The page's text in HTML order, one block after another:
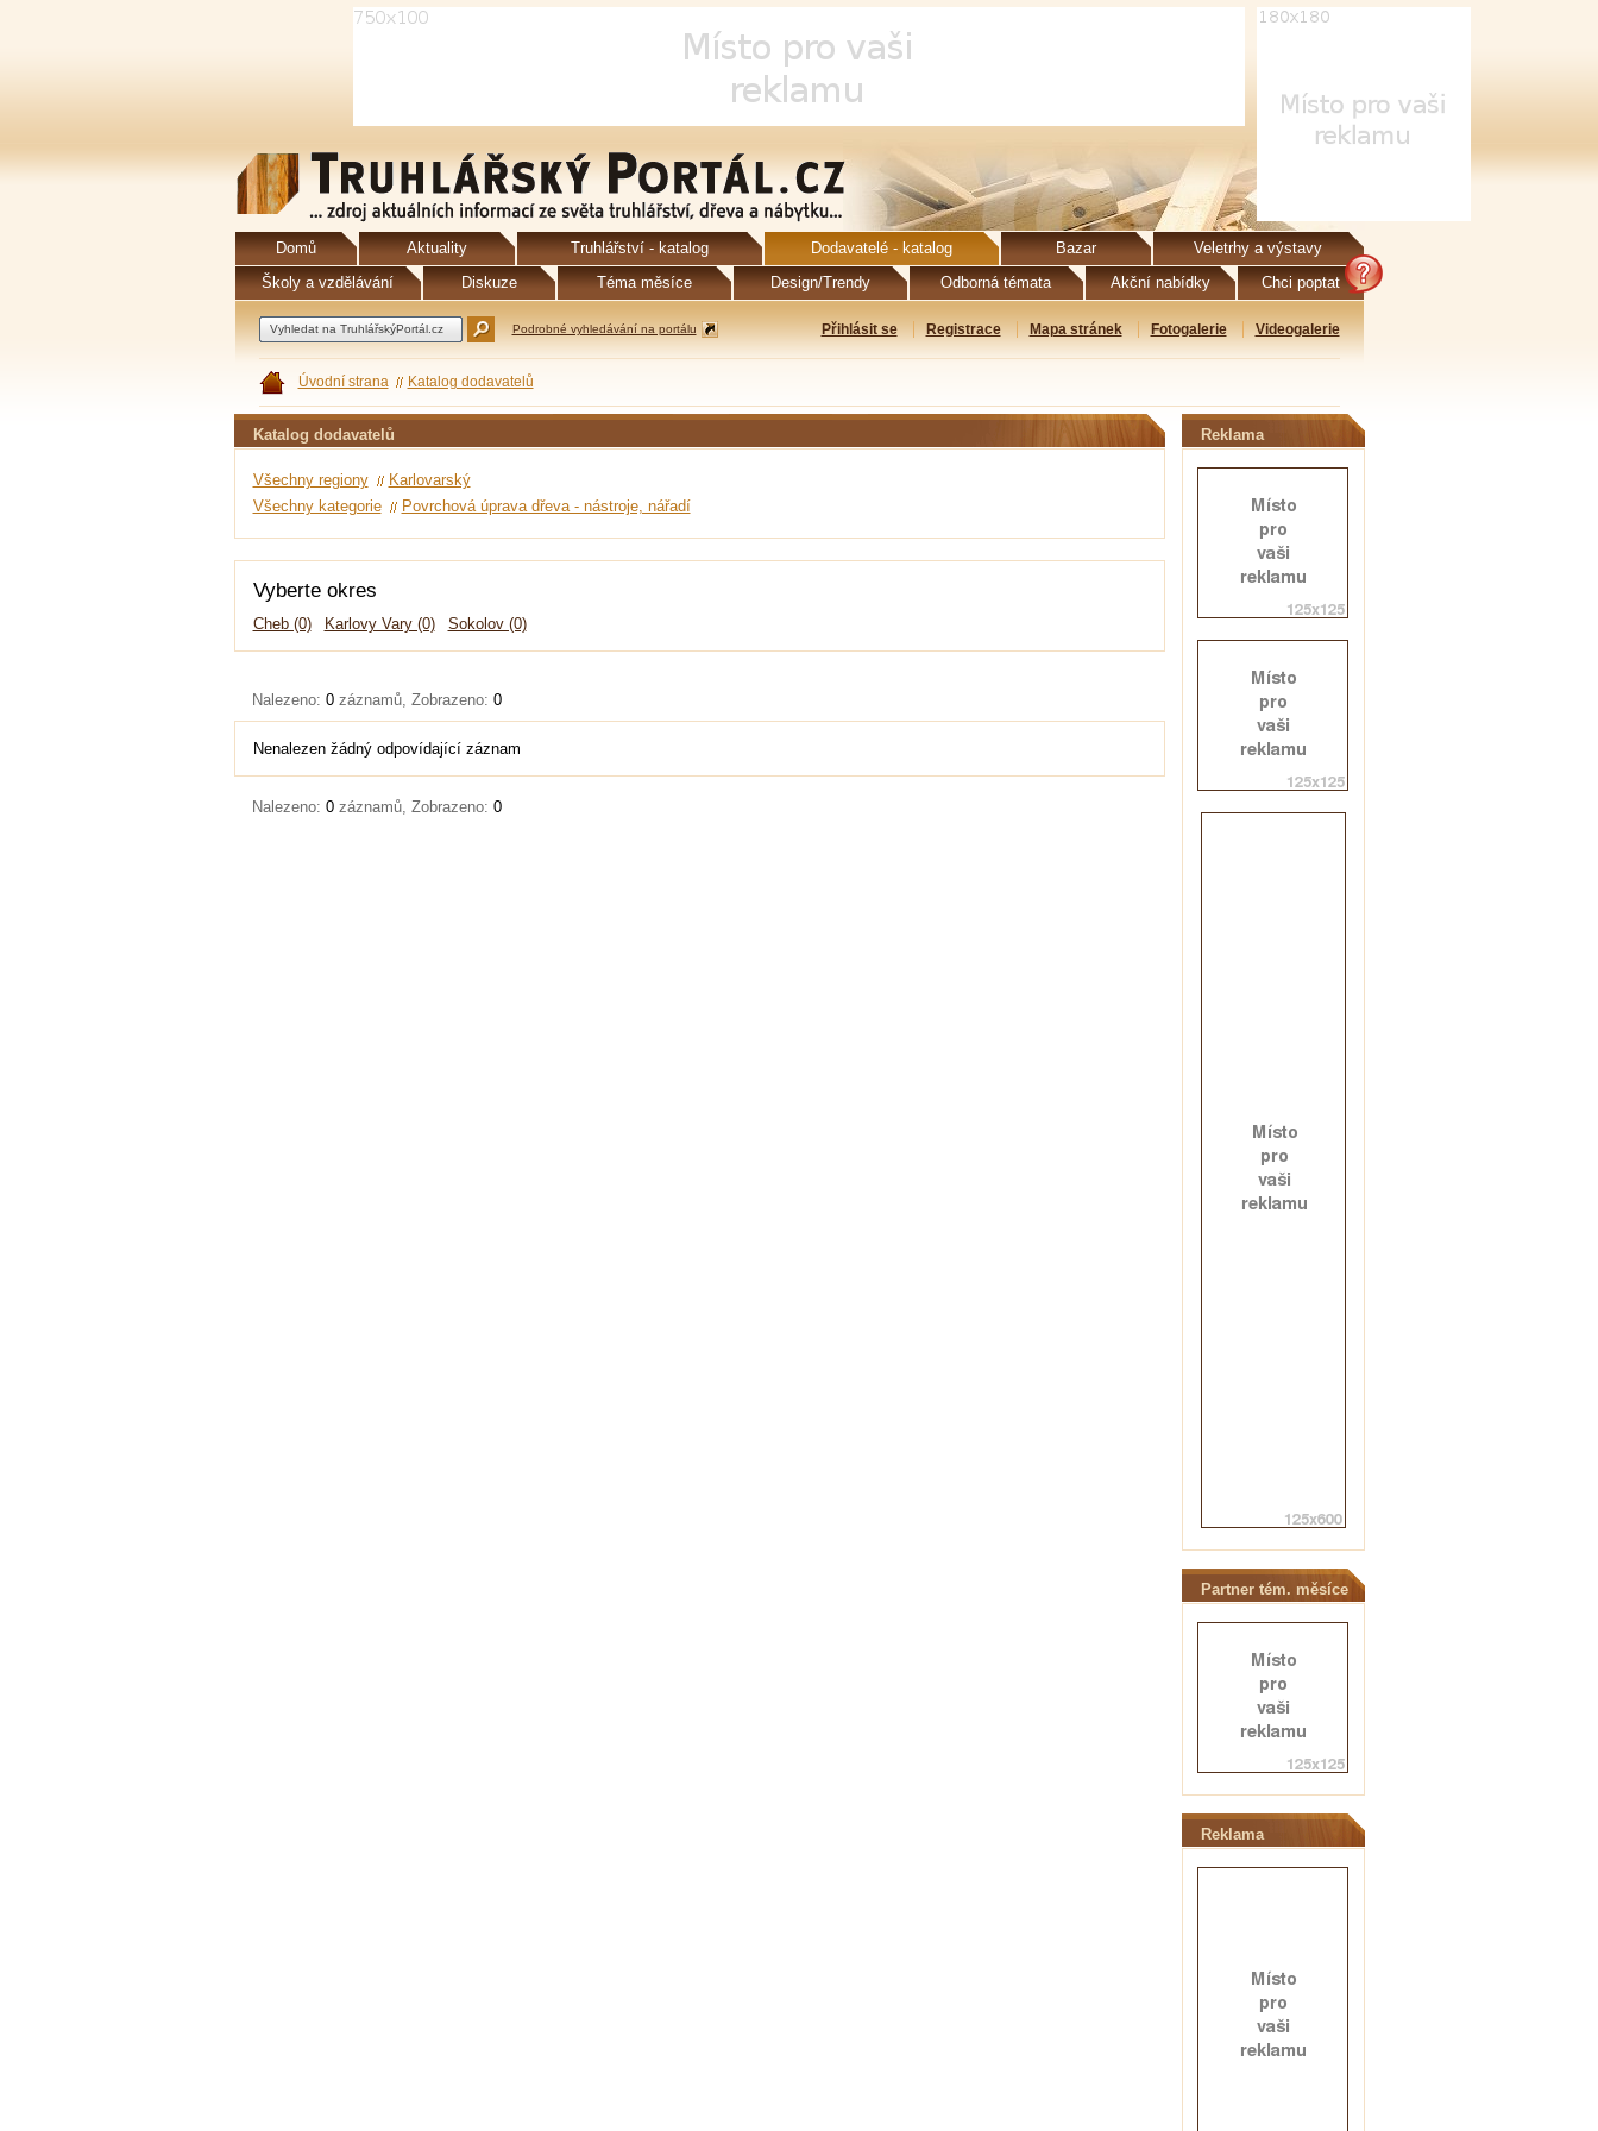
Domů Aktuality Truhlářství - katalog Dodavatelé - katalog Bazar
Veletrhy a výstavy
Školy a vzdělávání
Diskuze Téma měsíce Design/Trendy Odborná témata Akční nabídky Chci poptat
Podrobné vyhledávání na portálu Přihlásit se Registrace Mapa stránek Fotogalerie Videogalerie
Úvodní strana Katalog dodavatelů
Katalog dodavatelů
Všechny regiony
Karlovarský
Všechny kategorie
Povrchová úprava dřeva - nástroje, nářadí
Vyberte okres
Cheb (0) Karlovy Vary (0) Sokolov (0)
Nalezeno: 0 záznamů, Zobrazeno: 0
Nenalezen žádný odpovídající záznam
Nalezeno: 0 záznamů, Zobrazeno: 0
Reklama
Partner tém. měsíce
Reklama